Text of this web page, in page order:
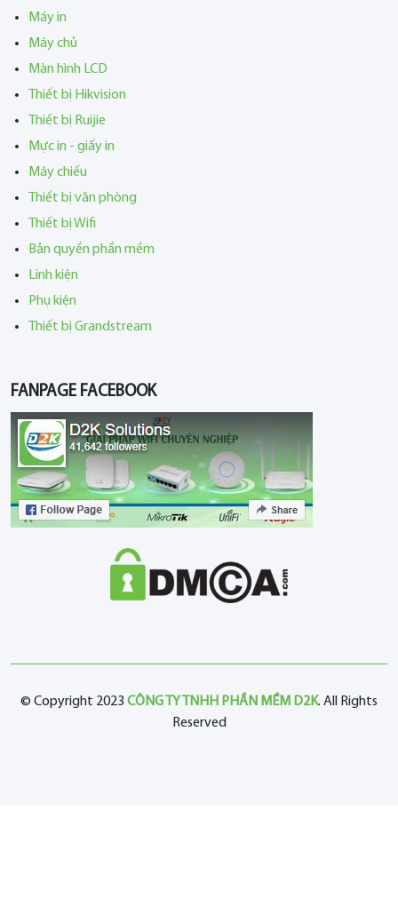
Máy in
Máy chủ
Màn hình LCD
Thiết bị Hikvision
Thiết bị Ruijie
Mực in - giấy in
Máy chiếu
Thiết bị văn phòng
Thiết bị Wifi
Bản quyền phần mềm
Linh kiện
Phụ kiện
Thiết bị Grandstream
FANPAGE FACEBOOK
© Copyright 2023 CÔNG TY TNHH PHẦN MỀM D2K. All Rights
Reserved